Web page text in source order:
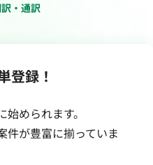
・通訳
登録！
められます。
件が豊富に揃っていま